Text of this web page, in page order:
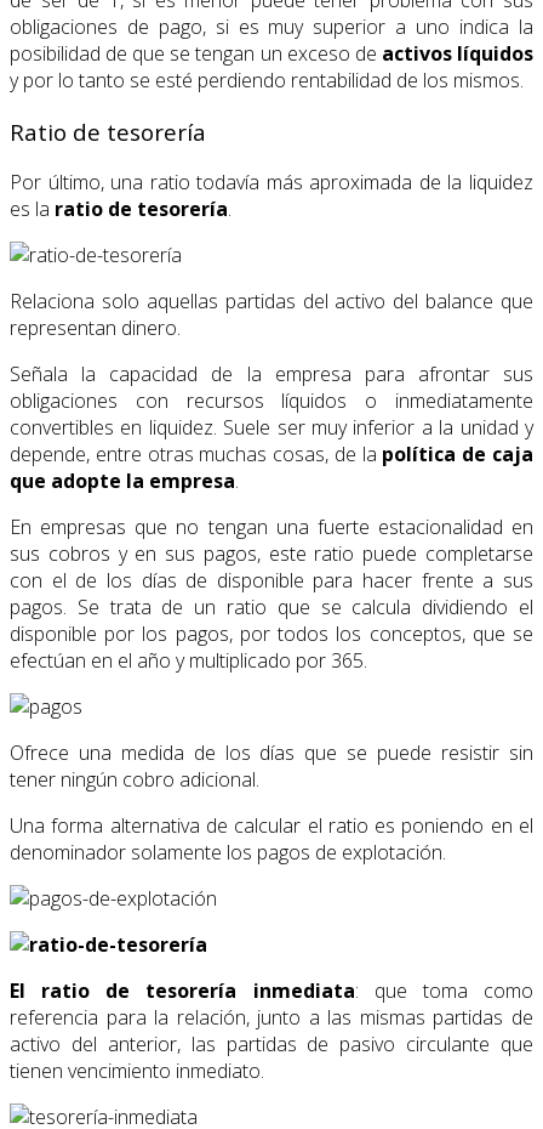
obligaciones de pago, si es muy superior a uno indica la
posibilidad de que se tengan un exceso de activos líquidos
y por lo tanto se esté perdiendo rentabilidad de los mismos.
Ratio de tesorería
Por último, una ratio todavía más aproximada de la liquidez
es la ratio de tesorería.
Relaciona solo aquellas partidas del activo del balance que
representan dinero.
Señala la capacidad de la empresa para afrontar sus
obligaciones con recursos líquidos o inmediatamente
convertibles en liquidez. Suele ser muy inferior a la unidad y
depende, entre otras muchas cosas, de la política de caja
que adopte la empresa.
En empresas que no tengan una fuerte estacionalidad en
sus cobros y en sus pagos, este ratio puede completarse
con el de los días de disponible para hacer frente a sus
pagos. Se trata de un ratio que se calcula dividiendo el
disponible por los pagos, por todos los conceptos, que se
efectúan en el año y multiplicado por 365.
Ofrece una medida de los días que se puede resistir sin
tener ningún cobro adicional.
Una forma alternativa de calcular el ratio es poniendo en el
denominador solamente los pagos de explotación.
El ratio de tesorería inmediata: que toma como
referencia para la relación, junto a las mismas partidas de
activo del anterior, las partidas de pasivo circulante que
tienen vencimiento inmediato.